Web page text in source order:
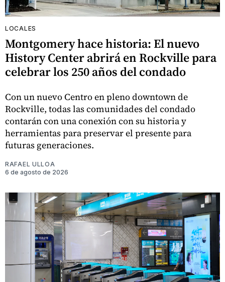
LOCALES
Montgomery hace historia: El nuevo
History Center abrirá en Rockville para
celebrar los 250 años del condado
Con un nuevo Centro en pleno downtown de
Rockville, todas las comunidades del condado
contarán con una conexión con su historia y
herramientas para preservar el presente para
futuras generaciones.
RAFAEL ULLOA
6 de agosto de 2026